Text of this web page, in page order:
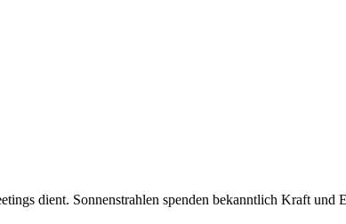
dient. Sonnenstrahlen spenden bekanntlich Kraft und